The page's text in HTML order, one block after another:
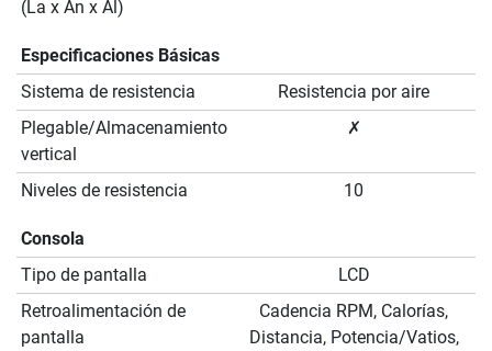
(La x An x Al)
Especificaciones Básicas
Sistema de resistencia
Resistencia por aire
Plegable/Almacenamiento
vertical
✗
Niveles de resistencia 10
Consola
Tipo de pantalla
LCD
Retroalimentación de
pantalla
Cadencia RPM, Calorías,
Distancia, Potencia/Vatios,